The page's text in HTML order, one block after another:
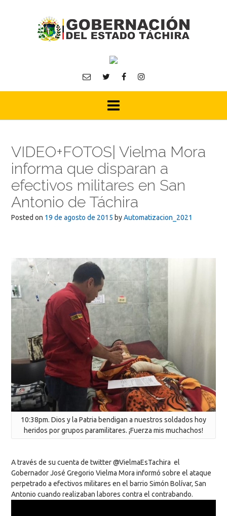
VIDEO+FOTOS| Vielma Mora
informa que disparan a
efectivos militares en San
Antonio de Táchira
Posted on 19 de agosto de 2015 byAutomatizacion_2021
10:38pm. Dios y la Patria bendigan a nuestros soldados hoy
heridos por grupos paramilitares. ¡Fuerza mis muchachos!
A través de su cuenta de twitter @VielmaEsTachira el
Gobernador José Gregorio Vielma Mora informó sobre el ataque
perpetrado a efectivos militares en el barrio Simón Bolívar, San
Antonio cuando realizaban labores contra el contrabando.